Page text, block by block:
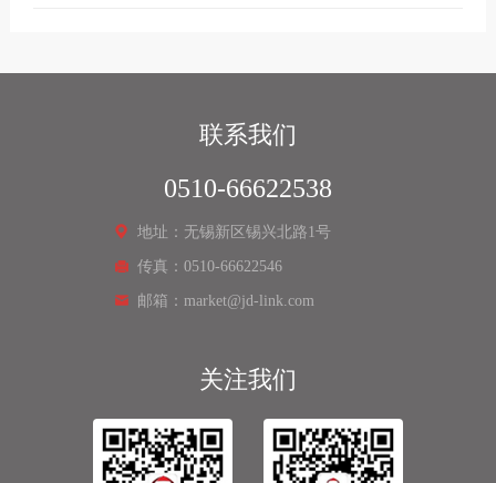
联系我们
0510-66622538
地址：无锡新区锡兴北路1号
传真：0510-66622546
邮箱：market@jd-link.com
关注我们